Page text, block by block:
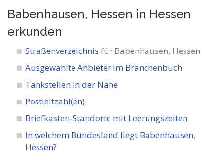
Babenhausen, Hessen in Hessen
erkunden
Straßenverzeichnis für Babenhausen, Hessen
Ausgewählte Anbieter im Branchenbuch
Tankstellen in der Nähe
Postleitzahl(en)
Briefkasten-Standorte mit Leerungszeiten
In welchem Bundesland liegt Babenhausen,
Hessen?